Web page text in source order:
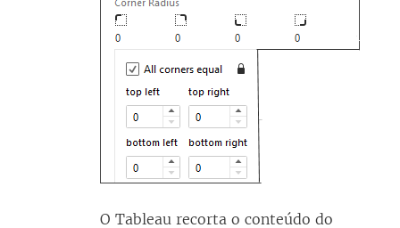
O Tableau recorta o conteúdo do